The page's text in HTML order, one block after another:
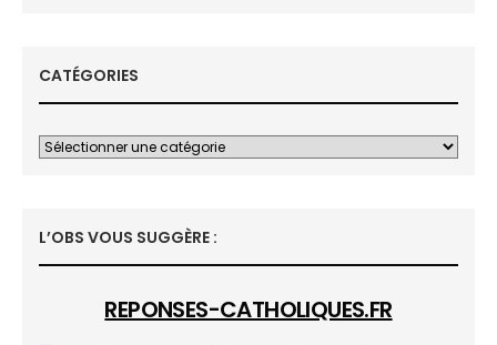
CATÉGORIES
L’OBS VOUS SUGGÈRE :
REPONSES-CATHOLIQUES.FR